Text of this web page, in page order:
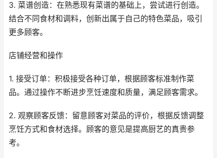
3. 菜谱创造：在熟悉现有菜谱的基础上，尝试进行创造。
结合不同食材和调料，创新出属于自己的特色菜品，吸引
更多顾客。
店铺经营和操作
1. 接受订单：积极接受各种订单，根据顾客标准制作菜
品。通过操作不断进步烹饪速度和质量，满足顾客需求。
2. 观察顾客反馈：留意顾客对菜品的评价，根据反馈调整
烹饪方式和食材选择。顾客的意见是提高厨艺的真贵参
考。